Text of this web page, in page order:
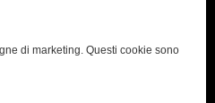
di marketing. Questi cookie sono